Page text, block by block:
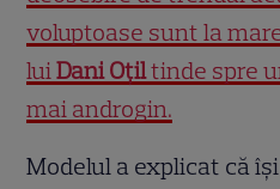
voluptoase sunt la
luiDani Oțiltinde spre
mai androgin.
Modelul a explicat că